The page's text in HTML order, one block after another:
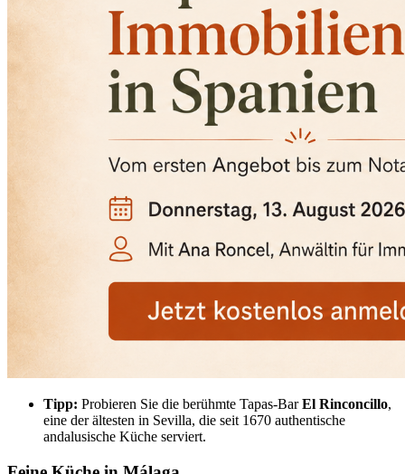
Tipp: Probieren Sie die berühmte Tapas-BarEl Rinconcillo,
eine der ältesten in Sevilla, die seit 1670 authentische
andalusische Küche serviert.